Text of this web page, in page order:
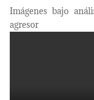
Imágenes bajo
agresor